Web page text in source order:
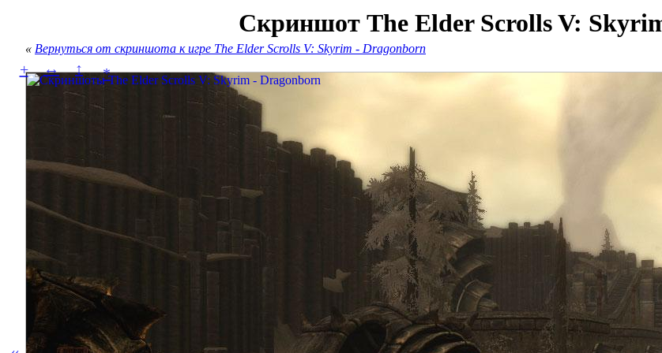
Скриншот The Elder Scrolls V:
« Вернуться от скриншота к игре The Elder Scrolls V: Skyrim - Dragonborn
+ ↔ ↕ *